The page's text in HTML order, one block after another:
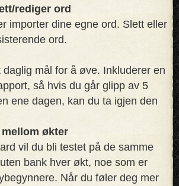
rediger ord
importer dine egne ord. Slett eller
ord.
daglig mål for å øve. Inkluderer en
så hvis du går glipp av 5
ene dagen, kan du ta igjen den
økter
vil du bli testet på de samme
bank hver økt, noe som er
Når du føler deg mer